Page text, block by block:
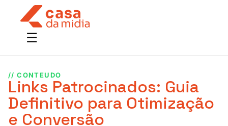
// CONTEUDO
Links Patrocinados: Guia
Definitivo para Otimização
e Conversão